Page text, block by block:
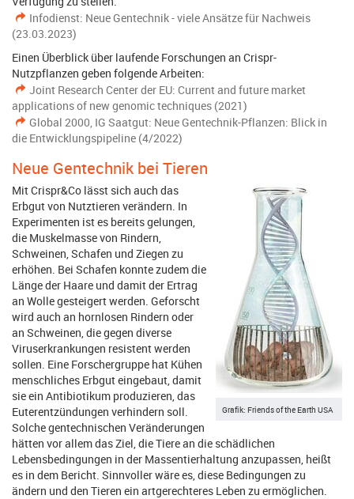
Infodienst: Neue Gentechnik - viele Ansätze für Nachweis
(23.03.2023)
Einen Überblick über laufende Forschungen an Crispr-
Nutzpflanzen geben folgende Arbeiten:
Joint Research Center der EU: Current and future market
applications of new genomic techniques (2021)
Global 2000, IG Saatgut: Neue Gentechnik-Pflanzen: Blick in
die Entwicklungspipeline (4/2022)
Neue Gentechnik bei Tieren
Grafik: Friends of the Earth USA
Mit Crispr&Co lässt sich auch das
Erbgut von Nutztieren verändern. In
Experimenten ist es bereits gelungen,
die Muskelmasse von Rindern,
Schweinen, Schafen und Ziegen zu
erhöhen. Bei Schafen konnte zudem die
Länge der Haare und damit der Ertrag
an Wolle gesteigert werden. Geforscht
wird auch an hornlosen Rindern oder
an Schweinen, die gegen diverse
Viruserkrankungen resistent werden
sollen. Eine Forschergruppe hat Kühen
menschliches Erbgut eingebaut, damit
sie ein Antibiotikum produzieren, das
Euterentzündungen verhindern soll.
Solche gentechnischen Veränderungen
hätten vor allem das Ziel, die Tiere an die schädlichen
Lebensbedingungen in der Massentierhaltung anzupassen, heißt
es in dem Bericht. Sinnvoller wäre es, diese Bedingungen zu
ändern und den Tieren ein artgerechteres Leben zu ermöglichen.